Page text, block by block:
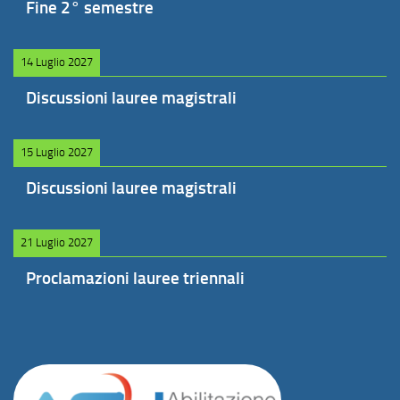
Fine 2° semestre
14 Luglio 2027
Discussioni lauree magistrali
15 Luglio 2027
Discussioni lauree magistrali
21 Luglio 2027
Proclamazioni lauree triennali